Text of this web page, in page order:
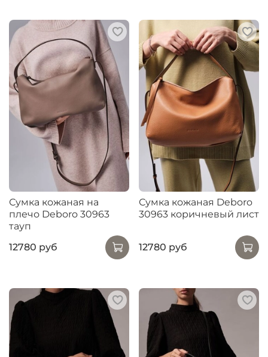
Сумка кожаная на
плечо Deboro 30963
тауп
12780 руб
Сумка кожаная Deboro
30963 коричневый лист
12780 руб